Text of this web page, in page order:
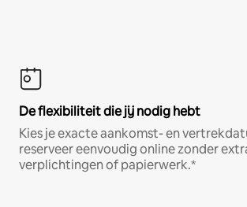
De flexibiliteit die jij nodig hebt
Kies je exacte aankomst- en
reserveer eenvoudig online zonder
verplichtingen of papierwerk.*